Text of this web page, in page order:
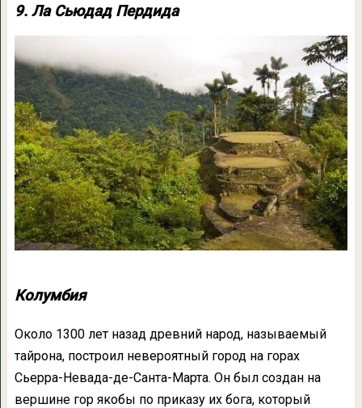
9. Ла Сьюдад Пердида
Колумбия
Около 1300 лет назад древний народ, называемый
тайрона, построил невероятный город на горах
Сьерра-Невада-де-Санта-Марта. Он был создан на
вершине гор якобы по приказу их бога, который